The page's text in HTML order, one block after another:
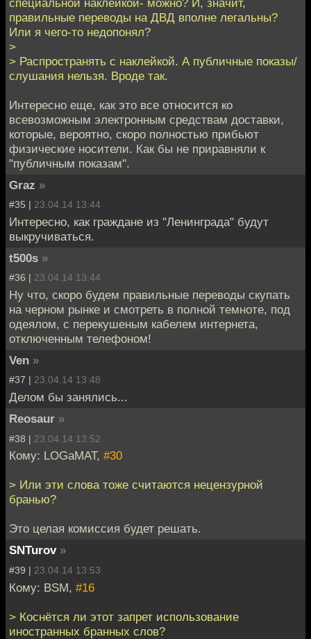
специальной наклейкой- можно? И, значит,
правильные переводы на ДВД вполне легальны?
Или я чего-то недопонял?
>
> Распространять с наклейкой. А публичные показы/
слушания нельзя. Вроде так.
Интересно еще, как это все относится ко
всевозможным электронным средствам доставки,
которые, вероятно, скоро полностью прибьют
физические носители. Как бы не приравняли к
"публичным показам".
Graz »
#35 | 23.04.14 13:44
Интересно, как граждане из "Ленинграда" будут
выкручиваться.
t500s »
#36 | 23.04.14 13:44
Ну что, скоро будем правильные переводы скупать
на черном рынке и смотреть в полной темноте, под
одеялом, с перекушеным кабелем интернета,
отключенным телефоном!
Ven »
#37 | 23.04.14 13:48
Делом бы занялись...
Reosaur »
#38 | 23.04.14 13:52
Кому: LOGaMAT, #30
> Или эти слова тоже считаются нецензурной
бранью?
Это целая комиссия будет решать.
SNTurov »
#39 | 23.04.14 13:53
Кому: BSM, #16
> Коснётся ли этот запрет использование
иностранных бранных слов?